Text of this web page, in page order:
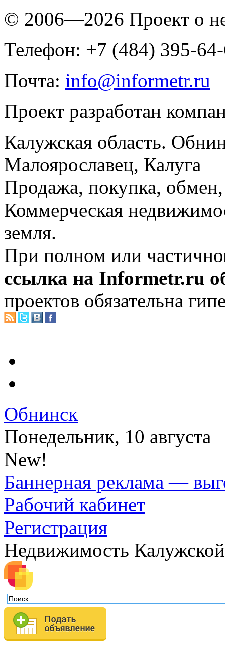
© 2006—2026 Проект о
Телефон: +7 (484) 395-
Почта: info@informetr.ru
Проект разработан
Калужская область.
Малоярославец, Калуга
Продажа, покупка, обмен,
Коммерческая
земля.
При полном или
ссылка на Informetr.ru
проектов обязательна
Обнинск
Понедельник, 10 августа
New!
Баннерная реклама —
Рабочий кабинет
Регистрация
Недвижимость